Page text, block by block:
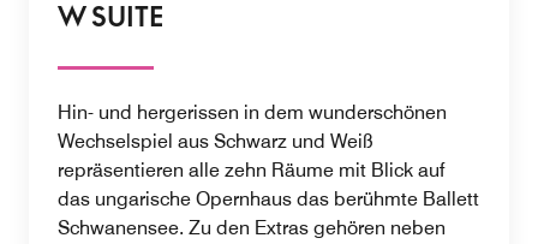
W SUITE
Hin- und hergerissen in dem wunderschönen
Wechselspiel aus Schwarz und Weiß
repräsentieren alle zehn Räume mit Blick auf
das ungarische Opernhaus das berühmte Ballett
Schwanensee. Zu den Extras gehören neben